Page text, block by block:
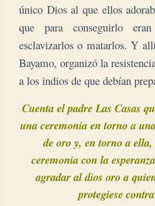
único Dios al que ellos
que para conseguirlo
esclavizarlos o matarlos. Y
Bayamo, organizó la
a los indios de que debían
Cuenta el padre Las Casas
una ceremonia en torno a
de oro y, en torno a
ceremonia con la
agradar al dios oro a
protegiese